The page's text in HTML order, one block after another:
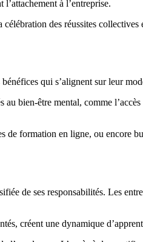
à l’entreprise.
des réussites collectives
qui s’alignent sur leur
bien-être mental, comme
de formation en ligne, ou encore
de ses responsabilités. Les
créent une dynamique